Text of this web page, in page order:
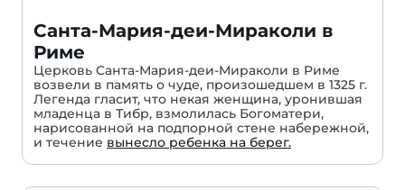
Санта-Мария-деи-Мираколи в
Риме
Церковь Санта-Мария-деи-Мираколи в Риме
возвели в память о чуде, произошедшем в 1325 г.
Легенда гласит, что некая женщина, уронившая
младенца в Тибр, взмолилась Богоматери,
нарисованной на подпорной стене набережной,
и течение вынесло ребенка на берег.